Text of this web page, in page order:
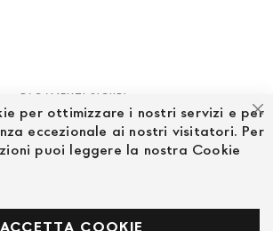
PAGAMENTI SICURI
Facebook
per ottimizzare i nostri servizi e per
eccezionale ai nostri visitatori. Per
puoi leggere la nostra Cookie
ACCETTA COOKIE